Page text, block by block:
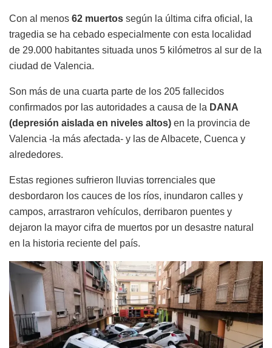
Con al menos 62 muertos según la última cifra oficial, la
tragedia se ha cebado especialmente con esta localidad
de 29.000 habitantes situada unos 5 kilómetros al sur de la
ciudad de Valencia.
Son más de una cuarta parte de los 205 fallecidos
confirmados por las autoridades a causa de la DANA
(depresión aislada en niveles altos) en la provincia de
Valencia -la más afectada- y las de Albacete, Cuenca y
alrededores.
Estas regiones sufrieron lluvias torrenciales que
desbordaron los cauces de los ríos, inundaron calles y
campos, arrastraron vehículos, derribaron puentes y
dejaron la mayor cifra de muertos por un desastre natural
en la historia reciente del país.